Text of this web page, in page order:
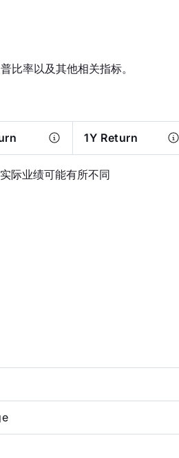
比率以及其他相关指标。
1Y Return
际业绩可能有所不同